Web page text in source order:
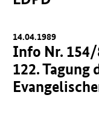
14.04.1989
Info Nr.
122. Tagung